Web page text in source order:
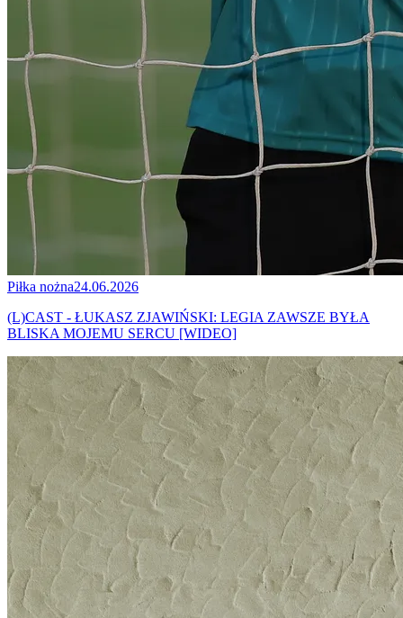
Piłka nożna24.06.2026
(L)CAST - ŁUKASZ ZJAWIŃSKI: LEGIA ZAWSZE BYŁA
BLISKA MOJEMU SERCU [WIDEO]